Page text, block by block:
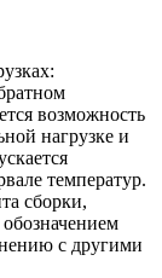
возможность
нагрузке и
температур.
сборки,
с другими